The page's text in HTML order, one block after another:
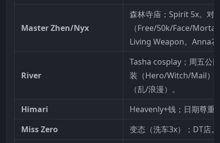
Master Zhen/Nyx
森林寺庙；Spirit 5x。对
（Free/50k/Face/
Living Weapon。Anna
River
Tasha cosplay；周五公
装（Hero/Witch/Mail）
（乱/浪漫）。
Himari
Heavenly+钱；日期尊重
Miss Zero
变态（洗车3x）；DT店。